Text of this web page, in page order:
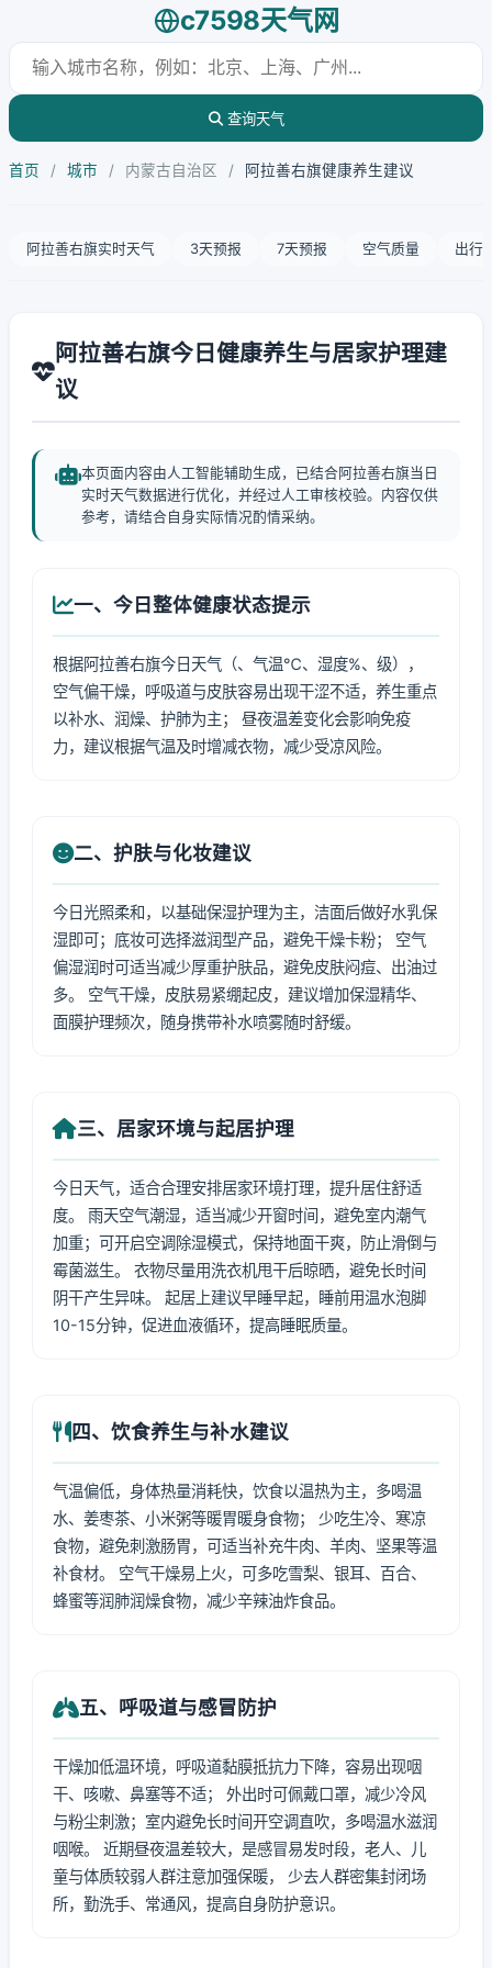
c7598天气网
查询天气
首页 / 城市 / 内蒙古自治区 / 阿拉善右旗健康养生建议
阿拉善右旗实时天气 3天预报 7天预报 空气质量 出行
阿拉善右旗今日健康养生与居家护理建
议
本页面内容由人工智能辅助生成，已结合阿拉善右旗当日
实时天气数据进行优化，并经过人工审核校验。内容仅供
参考，请结合自身实际情况酌情采纳。
一、今日整体健康状态提示
根据阿拉善右旗今日天气（、气温℃、湿度%、级），
空气偏干燥，呼吸道与皮肤容易出现干涩不适，养生重点
以补水、润燥、护肺为主； 昼夜温差变化会影响免疫
力，建议根据气温及时增减衣物，减少受凉风险。
二、护肤与化妆建议
今日光照柔和，以基础保湿护理为主，洁面后做好水乳保
湿即可；底妆可选择滋润型产品，避免干燥卡粉； 空气
偏湿润时可适当减少厚重护肤品，避免皮肤闷痘、出油过
多。 空气干燥，皮肤易紧绷起皮，建议增加保湿精华、
面膜护理频次，随身携带补水喷雾随时舒缓。
三、居家环境与起居护理
今日天气，适合合理安排居家环境打理，提升居住舒适
度。 雨天空气潮湿，适当减少开窗时间，避免室内潮气
加重；可开启空调除湿模式，保持地面干爽，防止滑倒与
霉菌滋生。 衣物尽量用洗衣机甩干后晾晒，避免长时间
阴干产生异味。 起居上建议早睡早起，睡前用温水泡脚
10-15分钟，促进血液循环，提高睡眠质量。
四、饮食养生与补水建议
气温偏低，身体热量消耗快，饮食以温热为主，多喝温
水、姜枣茶、小米粥等暖胃暖身食物； 少吃生冷、寒凉
食物，避免刺激肠胃，可适当补充牛肉、羊肉、坚果等温
补食材。 空气干燥易上火，可多吃雪梨、银耳、百合、
蜂蜜等润肺润燥食物，减少辛辣油炸食品。
五、呼吸道与感冒防护
干燥加低温环境，呼吸道黏膜抵抗力下降，容易出现咽
干、咳嗽、鼻塞等不适； 外出时可佩戴口罩，减少冷风
与粉尘刺激；室内避免长时间开空调直吹，多喝温水滋润
咽喉。 近期昼夜温差较大，是感冒易发时段，老人、儿
童与体质较弱人群注意加强保暖， 少去人群密集封闭场
所，勤洗手、常通风，提高自身防护意识。